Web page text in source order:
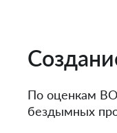
По оценкам
бездымных